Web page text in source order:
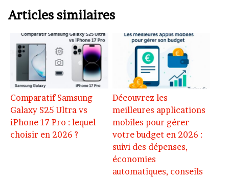
Articles similaires
Comparatif Samsung
Galaxy S25 Ultra vs
iPhone 17 Pro : lequel
choisir en 2026 ?
Découvrez les
meilleures applications
mobiles pour gérer
votre budget en 2026 :
suivi des dépenses,
économies
automatiques, conseils